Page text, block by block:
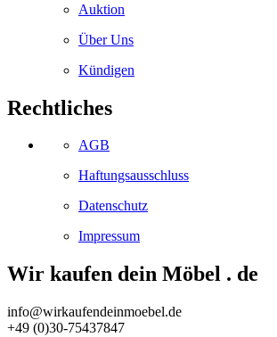
Auktion
Über Uns
Kündigen
Rechtliches
AGB
Haftungsausschluss
Datenschutz
Impressum
Wir kaufen dein Möbel . de
info@wirkaufendeinmoebel.de
+49 (0)30-75437847